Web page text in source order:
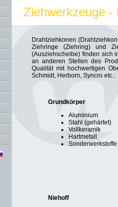
Ziehwerkzeuge -
Drahtziehkonen
Ziehringe (Ziehring) und
(Ausziehscheibe) finden sich
an anderen Stellen des
Qualität mit hochwertigen
Schmidt, Herborn, Syncro etc.:
Grundkörper
Aluminium
Stahl (gehärtet)
Vollkeramik
Hartmetall
Sonderwerkstoffe
Niehoff